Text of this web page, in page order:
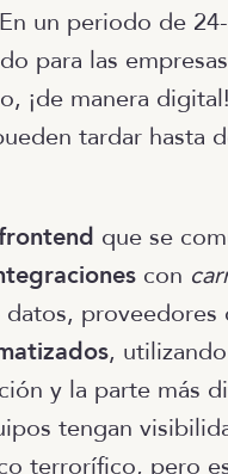
un periodo de
para las
¡de manera
tardar hasta
que se
con
datos,
,
y la parte más
tengan
terrorífico, pero